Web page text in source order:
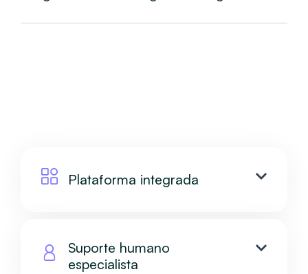
Plataforma integrada
Suporte humano
especialista